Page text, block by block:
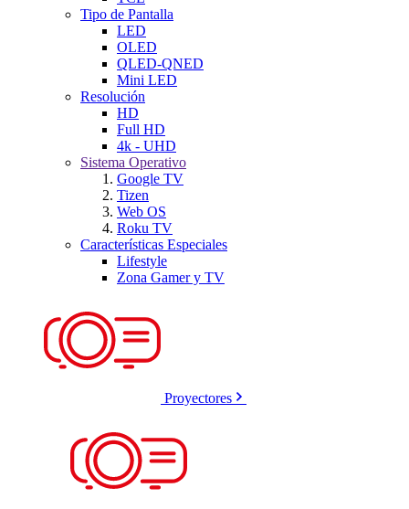
Tipo de Pantalla
LED
OLED
QLED-QNED
Mini LED
Resolución
HD
Full HD
4k - UHD
Sistema Operativo
Google TV
Tizen
Web OS
Roku TV
Características Especiales
Lifestyle
Zona Gamer y TV
Proyectores